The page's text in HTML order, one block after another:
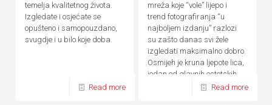
temelja kvalitetnog života.
Izgledate i osjećate se
opušteno i samopouzdano,
svugdje i u bilo koje doba.
Read more
mreža koje “vole” lijepo i
trend fotografiranja “u
najboljem izdanju” razlozi
su zašto danas svi žele
izgledati maksimalno dobro.
Osmijeh je kruna ljepote lica,
jedan od glavnih estetskih
Read more